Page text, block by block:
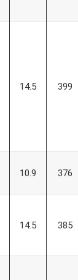
14.5 399
10.9 376
14.5 385